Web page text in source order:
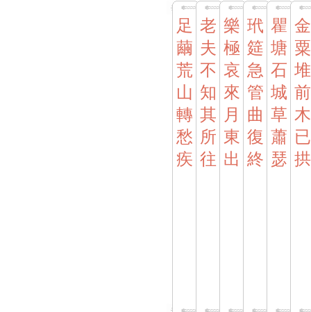
足
繭
荒
山
轉
愁
疾
老
夫
不
知
其
所
往
樂
極
哀
來
月
東
出
玳
筵
急
管
曲
復
終
瞿
塘
石
城
草
蕭
瑟
金
粟
堆
前
木
已
拱